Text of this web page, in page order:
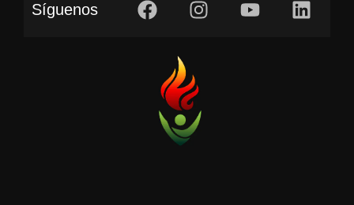
Síguenos